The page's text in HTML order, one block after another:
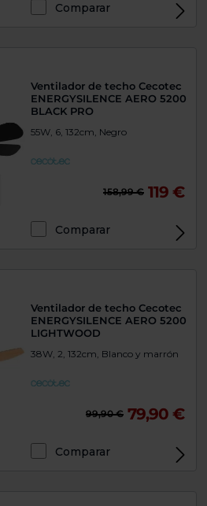
Comparar
Ventilador de techo Cecotec
ENERGYSILENCE AERO 5200
BLACK PRO
55W, 6, 132cm, Negro
158,99 € 119 €
Comparar
Ventilador de techo Cecotec
ENERGYSILENCE AERO 5200
LIGHTWOOD
38W, 2, 132cm, Blanco y marrón
99,90 € 79,90 €
Comparar